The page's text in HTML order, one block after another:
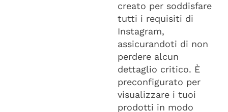
creato per soddisfare
tutti i requisiti di
Instagram,
assicurandoti di non
perdere alcun
dettaglio critico. È
preconfigurato per
visualizzare i tuoi
prodotti in modo